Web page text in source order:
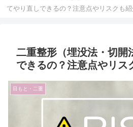
てやり直しできるの？注意点やリスクも紹
二重整形（埋没法・切開
できるの？注意点やリス
目もと・二重